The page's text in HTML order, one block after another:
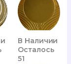
В Наличии
Осталось
51